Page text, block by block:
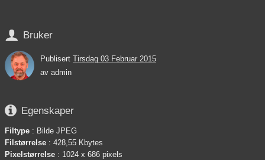
 Bruker
Publisert Tirsdag 03 Februar 2015
av admin
 Egenskaper
Filtype : Bilde JPEG
Filstørrelse : 428,55 Kbytes
Pixelstørrelse : 1024 x 686 pixels